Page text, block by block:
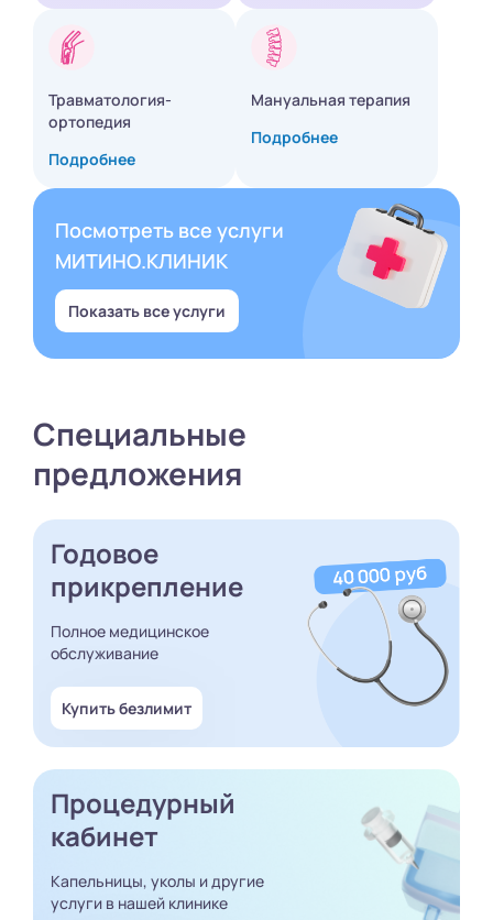
Травматология-
ортопедия
Подробнее
Мануальная терапия
Подробнее
Посмотреть все услуги
МИТИНО.КЛИНИК
Показать все услуги
Специальные
предложения
Годовое
прикрепление
Полное медицинское
обслуживание
Купить безлимит
Процедурный
кабинет
Капельницы, уколы и другие
услуги в нашей клинике